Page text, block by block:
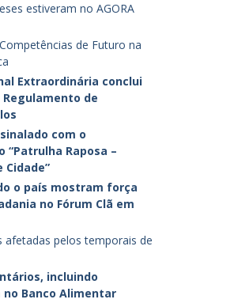
estiveram no AGORA
de Futuro na
Extraordinária conclui
de
com o
“Patrulha Raposa –
Cidade”
o país mostram força
no Fórum Clã em
afetadas pelos temporais de
incluindo
Banco Alimentar